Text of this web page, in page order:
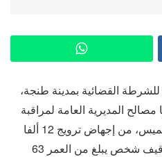
القضائية بمدينة طنجة،
المديرية العامة لمراقبة
التراب الوطني، مساء أمس الخميس، من إجهاض ترويج 12 ألفا
و600 من الأقراص المخدرة وتوقيف شخص يبلغ من العمر 63